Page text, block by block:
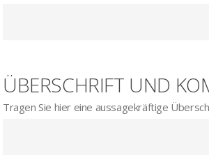
ÜBERSCHRIFT UND
Tragen Sie hier eine aussagekräftige